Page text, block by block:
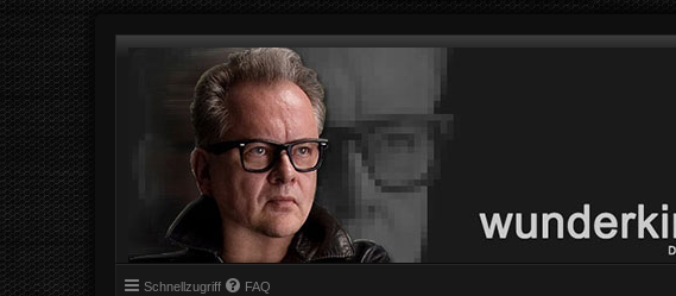
Schnellzugriff FAQ